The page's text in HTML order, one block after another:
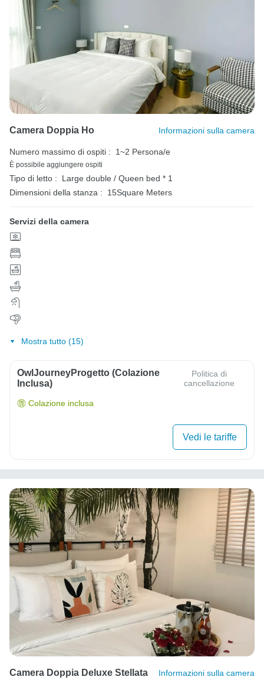
Camera Doppia Ho Informazioni sulla camera
Numero massimo di ospiti : 1~2 Persona/e
È possibile aggiungere ospiti
Tipo di letto :
Large double / Queen bed * 1
Dimensioni della stanza :
15Square Meters
Servizi della camera
Mostra tutto (15)
OwlJourneyProgetto (colazione
Inclusa)
Politica di
cancellazione
Colazione inclusa
Vedi le tariffe
Camera Doppia Deluxe Stellata Informazioni sulla camera